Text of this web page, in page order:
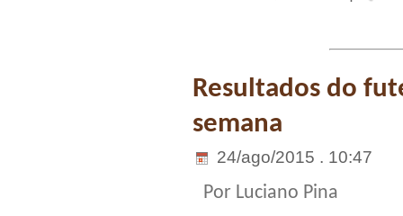
Resultados do
semana
24/ago/2015 . 10:47
Por Luciano Pina